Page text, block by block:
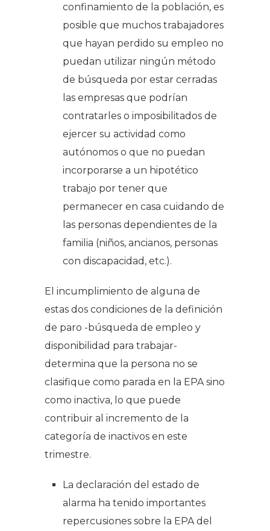
confinamiento de la población, es
posible que muchos trabajadores
que hayan perdido su empleo no
puedan utilizar ningún método
de búsqueda por estar cerradas
las empresas que podrían
contratarles o imposibilitados de
ejercer su actividad como
autónomos o que no puedan
incorporarse a un hipotético
trabajo por tener que
permanecer en casa cuidando de
las personas dependientes de la
familia (niños, ancianos, personas
con discapacidad, etc.).
El incumplimiento de alguna de
estas dos condiciones de la definición
de paro -búsqueda de empleo y
disponibilidad para trabajar-
determina que la persona no se
clasifique como parada en la EPA sino
como inactiva, lo que puede
contribuir al incremento de la
categoría de inactivos en este
trimestre.
La declaración del estado de
alarma ha tenido importantes
repercusiones sobre la EPA del